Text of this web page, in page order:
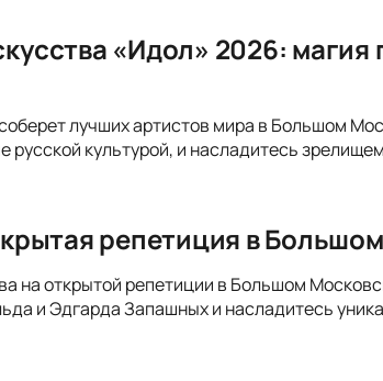
«Идол» 2026:
лучших артистов мира в Большом
русской культурой, и насладитесь
репетиция в
на открытой репетиции в Большом
и Эдгарда Запашных и насладитесь